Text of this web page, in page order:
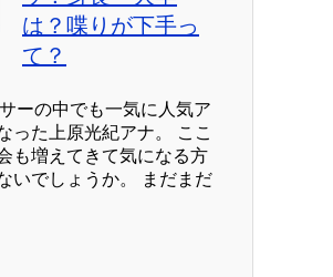
は？喋りが下手っ
て？
ーの中でも一気に人気ア
った上原光紀アナ。 ここ
も増えてきて気になる方
いでしょうか。 まだまだ